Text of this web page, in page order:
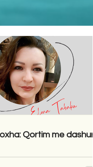
Qortim me dashuri